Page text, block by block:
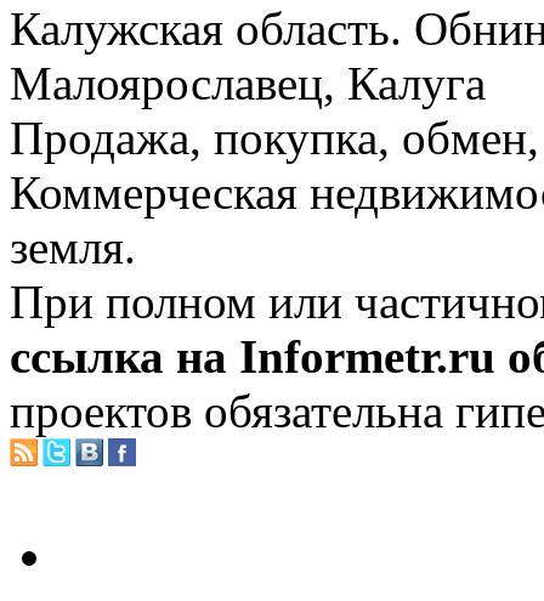
Калужская область.
Малоярославец, Калуга
Продажа, покупка, обмен,
Коммерческая
земля.
При полном или
ссылка на Informetr.ru
проектов обязательна